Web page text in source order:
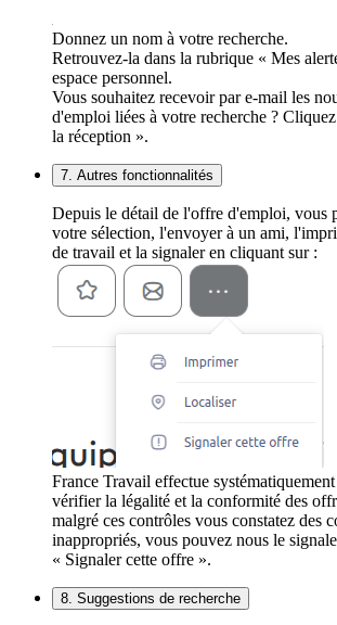
Donnez un nom à votre recherche.
Retrouvez-la dans la rubrique « Mes
espace personnel.
Vous souhaitez recevoir par e-mail les
d'emploi liées à votre recherche ?
la réception ».
7. Autres fonctionnalités
Depuis le détail de l'offre d'emploi, vous
votre sélection, l'envoyer à un ami,
de travail et la signaler en cliquant sur :
France Travail effectue
vérifier la légalité et la conformité des
malgré ces contrôles vous constatez des
inappropriés, vous pouvez nous le
« Signaler cette offre ».
8. Suggestions de recherche